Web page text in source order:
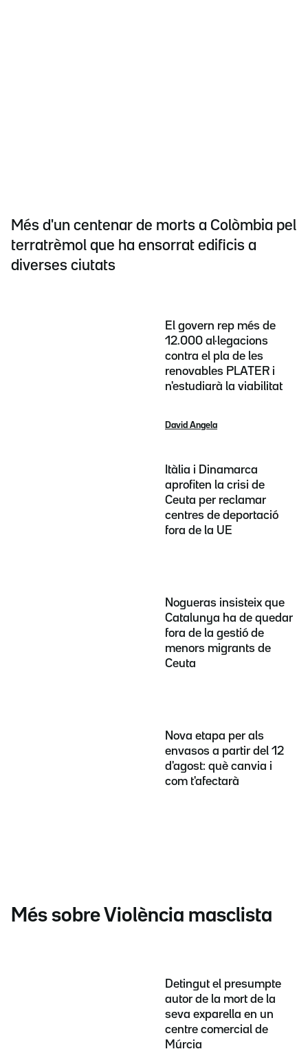
Més d'un centenar de morts a Colòmbia pel
terratrèmol que ha ensorrat edificis a
diverses ciutats
El govern rep més de
12.000 al·legacions
contra el pla de les
renovables PLATER i
n'estudiarà la viabilitat
David Angela
Itàlia i Dinamarca
aprofiten la crisi de
Ceuta per reclamar
centres de deportació
fora de la UE
Nogueras insisteix que
Catalunya ha de quedar
fora de la gestió de
menors migrants de
Ceuta
Nova etapa per als
envasos a partir del 12
d'agost: què canvia i
com t'afectarà
Més sobre Violència masclista
Detingut el presumpte
autor de la mort de la
seva exparella en un
centre comercial de
Múrcia